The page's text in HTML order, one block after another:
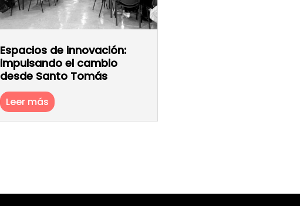
Espacios de innovación:
impulsando el cambio
desde Santo Tomás
Leer más